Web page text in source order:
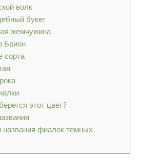
волк
букет
жемчужина
Брион
сорта
этот цвет?
фиалок темных